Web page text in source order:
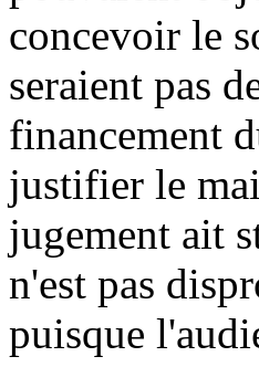
concevoir le
seraient pas
financement
justifier le
jugement ait
n'est pas
puisque